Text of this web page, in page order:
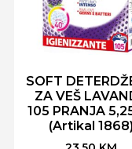
SOFT
ZA VEŠ
105 PRANJA
(Artikal 1868)